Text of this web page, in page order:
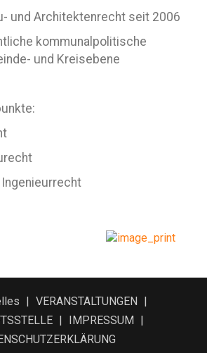
und Architektenrecht seit 2006
kommunalpolitische
und Kreisebene
VERANSTALTUNGEN
IMPRESSUM